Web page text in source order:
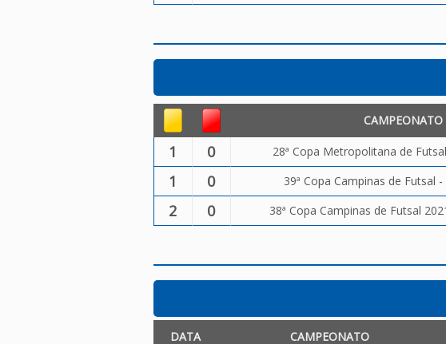
CAMPEONATO
1 0 28ª Copa Metropolitana de
1 0 39ª Copa Campinas de Futsal
2 0 38ª Copa Campinas de Futsal
DATA CAMPEONATO